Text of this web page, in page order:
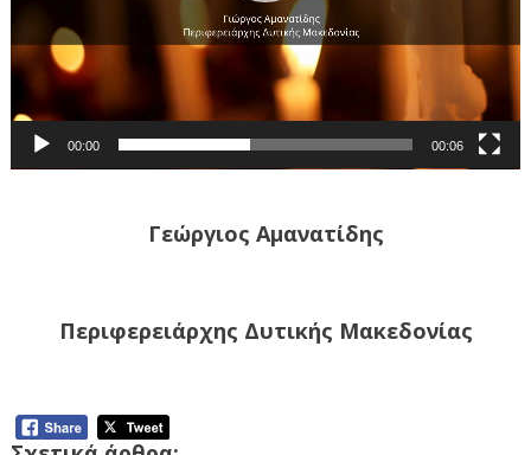
00:00 00:06
Γεώργιος Αμανατίδης
Περιφερειάρχης Δυτικής Μακεδονίας